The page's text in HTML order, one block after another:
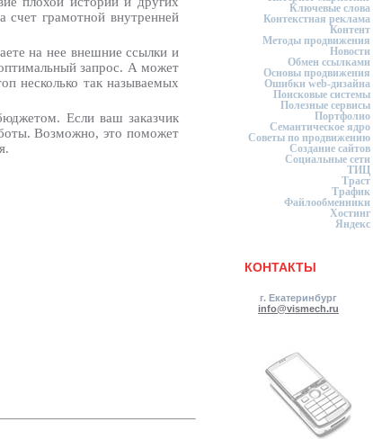
счет грамотной внутренней
на нее внешние ссылки и
запрос. А может
несколько так называемых
Если ваш заказчик
Возможно, это поможет
Ключевые слова
Контекстная реклама
Контент
Методы продвижения
Новости
Обмен ссылками
Основы продвижения
Ошибки web-дизайна
Поисковые системы
Полезные сервисы
Портфолио
Семантическое ядро
Советы по продвижению
Создание сайтов
Социальные сети
ТИЦ
Траст
Трафик
Файлообменники
Хостинг
Яндекс
КОНТАКТЫ
г. Екатеринбург
info@vismech.ru